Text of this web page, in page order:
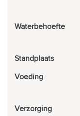
Waterbehoefte
Standplaats
Voeding
Verzorging